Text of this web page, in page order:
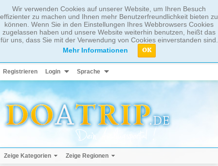
Wir verwenden Cookies auf unserer Website, um Ihren Besuch
effizienter zu machen und Ihnen mehr Benutzerfreundlichkeit bieten zu
können. Wenn Sie in den Einstellungen Ihres Webbrowsers Cookies
zugelassen haben und unsere Website weiterhin benutzen, heißt das
für uns, dass Sie mit der Verwendung von Cookies einverstanden sind.
Mehr Informationen
OK
Registrieren Login Sprache
Zeige Kategorien Zeige Regionen